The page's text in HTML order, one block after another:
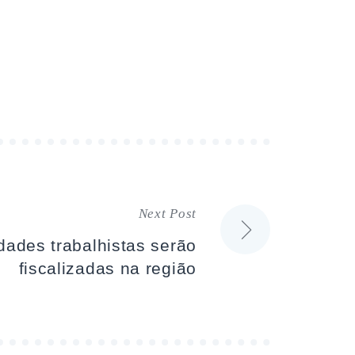
Next Post
trabalhistas serão
fiscalizadas na região